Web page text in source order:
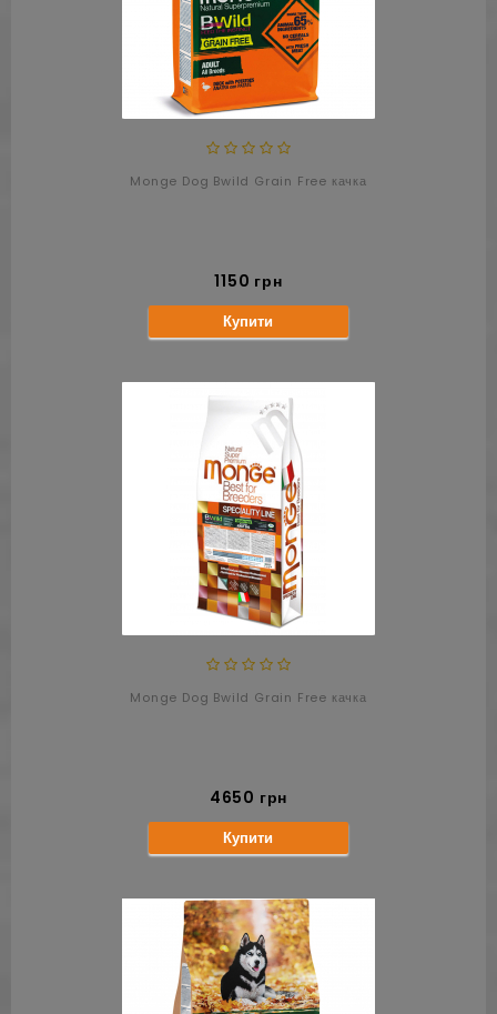
Monge Dog Bwild Grain Free качка
1150 грн
Купити
Monge Dog Bwild Grain Free качка
4650 грн
Купити